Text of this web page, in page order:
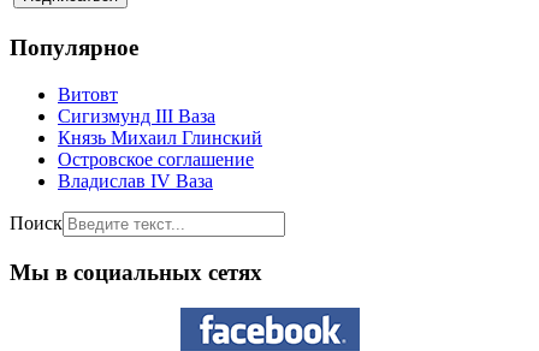
Популярное
Витовт
Сигизмунд III Ваза
Князь Михаил Глинский
Островское соглашение
Владислав IV Ваза
Поиск
Мы в социальных сетях